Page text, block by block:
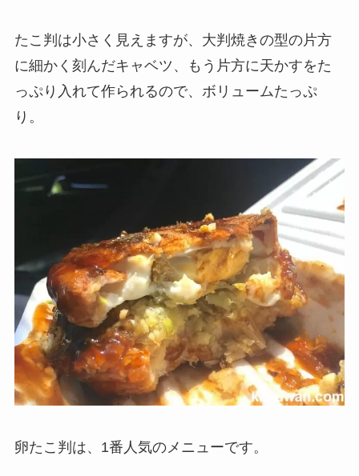
たこ判は小さく見えますが、大判焼きの型の片方
に細かく刻んだキャベツ、もう片方に天かすをた
っぷり入れて作られるので、ボリュームたっぷ
り。
卵たこ判は、1番人気のメニューです。